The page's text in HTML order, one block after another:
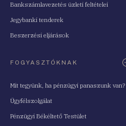
Bankszámlavezetés üzleti feltételei
Jegybanki tenderek
Beszerzési eljárások
FOGYASZTÓKNAK
Mit tegyünk, ha pénzügyi panaszunk van?
Ügyfélszolgálat
Pénzügyi Békéltető Testület